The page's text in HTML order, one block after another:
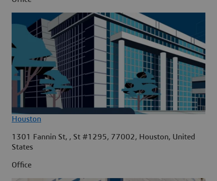
Houston
1301 Fannin St, , St #1295, 77002, Houston, United
States
Office